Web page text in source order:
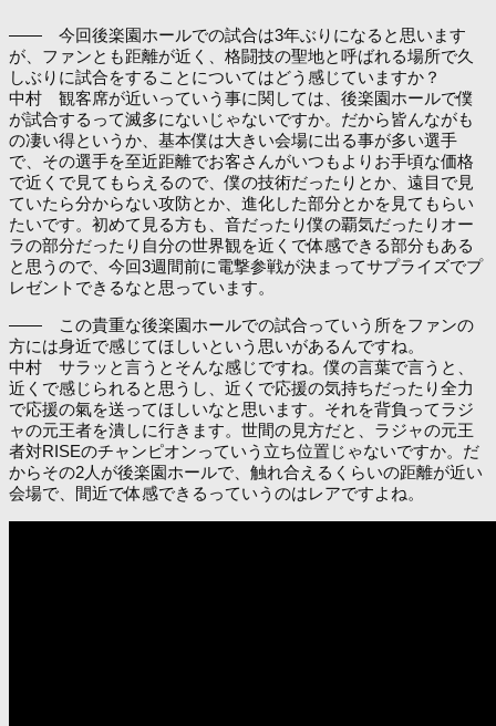
―― 今回後楽園ホールでの試合は3年ぶりになると思います
が、ファンとも距離が近く、格闘技の聖地と呼ばれる場所で久
しぶりに試合をすることについてはどう感じていますか？
中村 観客席が近いっていう事に関しては、後楽園ホールで僕
が試合するって滅多にないじゃないですか。だから皆んながも
の凄い得というか、基本僕は大きい会場に出る事が多い選手
で、その選手を至近距離でお客さんがいつもよりお手頃な価格
で近くで見てもらえるので、僕の技術だったりとか、遠目で見
ていたら分からない攻防とか、進化した部分とかを見てもらい
たいです。初めて見る方も、音だったり僕の覇気だったりオー
ラの部分だったり自分の世界観を近くで体感できる部分もある
と思うので、今回3週間前に電撃参戦が決まってサプライズでプ
レゼントできるなと思っています。
―― この貴重な後楽園ホールでの試合っていう所をファンの
方には身近で感じてほしいという思いがあるんですね。
中村 サラッと言うとそんな感じですね。僕の言葉で言うと、
近くで感じられると思うし、近くで応援の気持ちだったり全力
で応援の氣を送ってほしいなと思います。それを背負ってラジ
ャの元王者を潰しに行きます。世間の見方だと、ラジャの元王
者対RISEのチャンピオンっていう立ち位置じゃないですか。だ
からその2人が後楽園ホールで、触れ合えるくらいの距離が近い
会場で、間近で体感できるっていうのはレアですよね。